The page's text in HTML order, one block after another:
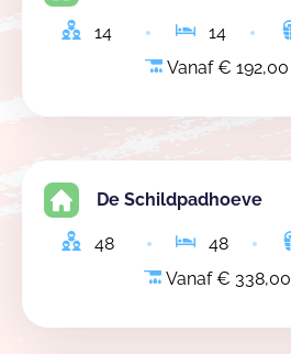
14 14
Vanaf € 192,00
De Schildpadhoeve
48 48
Vanaf € 338,00